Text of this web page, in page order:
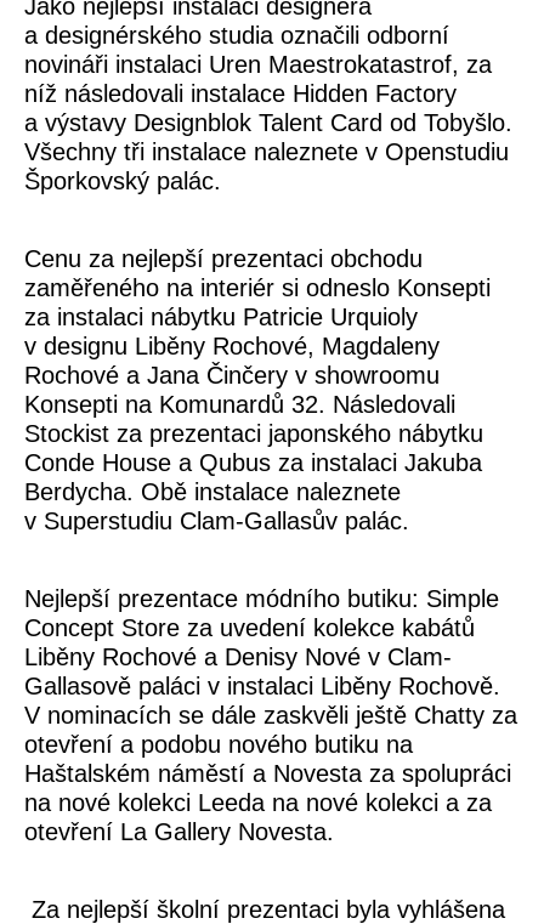
Jako nejlepší instalaci designéra
a designérského studia označili odborní
novináři instalaci Uren Maestrokatastrof, za
níž následovali instalace Hidden Factory
a výstavy Designblok Talent Card od Tobyšlo.
Všechny tři instalace naleznete v Openstudiu
Šporkovský palác.
Cenu za nejlepší prezentaci obchodu
zaměřeného na interiér si odneslo Konsepti
za instalaci nábytku Patricie Urquioly
v designu Liběny Rochové, Magdaleny
Rochové a Jana Činčery v showroomu
Konsepti na Komunardů 32. Následovali
Stockist za prezentaci japonského nábytku
Conde House a Qubus za instalaci Jakuba
Berdycha. Obě instalace naleznete
v Superstudiu Clam-Gallasův palác.
Nejlepší prezentace módního butiku: Simple
Concept Store za uvedení kolekce kabátů
Liběny Rochové a Denisy Nové v Clam-
Gallasově paláci v instalaci Liběny Rochově.
V nominacích se dále zaskvěli ještě Chatty za
otevření a podobu nového butiku na
Haštalském náměstí a Novesta za spolupráci
na nové kolekci Leeda na nové kolekci a za
otevření La Gallery Novesta.
Za nejlepší školní prezentaci byla vyhlášena